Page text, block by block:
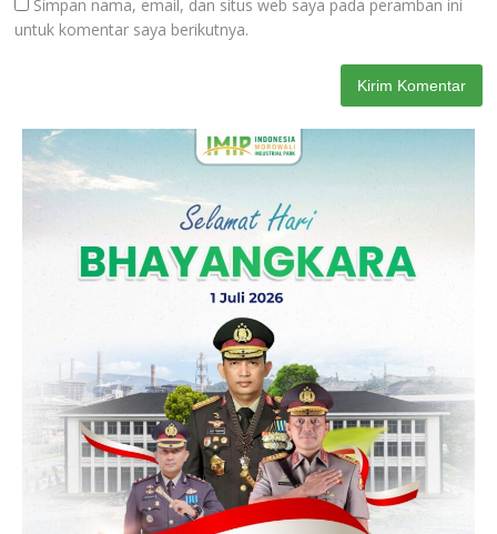
Simpan nama, email, dan situs web saya pada peramban ini
untuk komentar saya berikutnya.